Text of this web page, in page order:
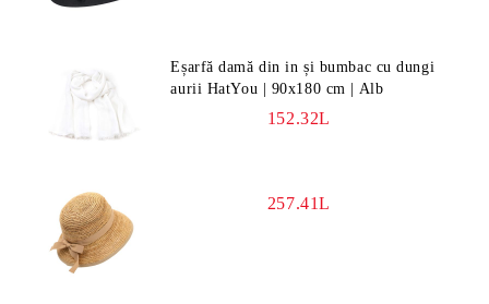
Eșarfă damă din in și bumbac cu dungi
aurii HatYou | 90x180 cm | Alb
152.32L
257.41L